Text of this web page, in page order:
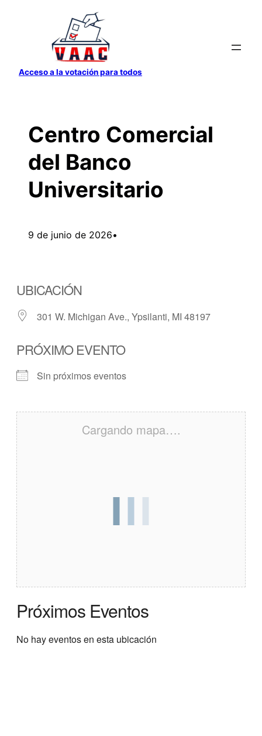
contenido
Acceso a la votación para todos
Centro Comercial
del Banco
Universitario
9 de junio de 2026•
UBICACIÓN
301 W. Michigan Ave., Ypsilanti, MI 48197
PRÓXIMO EVENTO
Sin próximos eventos
Cargando mapa….
Próximos Eventos
No hay eventos en esta ubicación